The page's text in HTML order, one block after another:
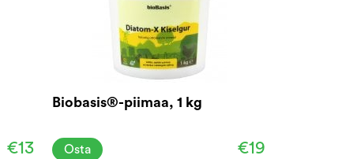
€13
Biobasis®-piimaa, 1 kg
€19
Osta